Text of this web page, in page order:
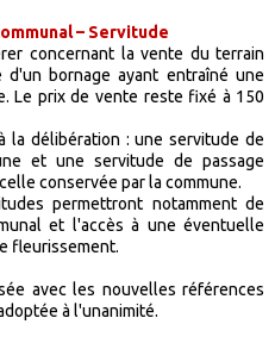
– Servitude
concernant la vente du terrain
bornage ayant entraîné une
Le prix de vente reste fixé à 150
la délibération : une servitude de
et une servitude de passage
conservée par la commune.
permettront notamment de
et l'accès à une éventuelle
fleurissement.
avec les nouvelles références
à l'unanimité.